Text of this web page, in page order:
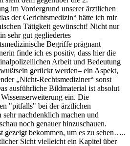
im Vordergrund unserer ärztlichen
der Gerichtsmedizin“ hätte ich mir
Tätigkeit gewünscht! Nicht nur
sehr gut gegliedertes
Begriffe prägnant
finde ich es positiv, dass hier die
Arbeit und Bedeutung
gerückt werden– ein Aspekt,
„Nicht-Rechtsmediziner“ sonst
ausführliche Bildmaterial ist absolut
ein. Die
"pitfalls" bei der ärztlichen
nachdenklich machen und
noch genauer hinzuschauen.
gezeigt bekommen, um es zu sehen…..
Sicht vielleicht ein Kapitel über